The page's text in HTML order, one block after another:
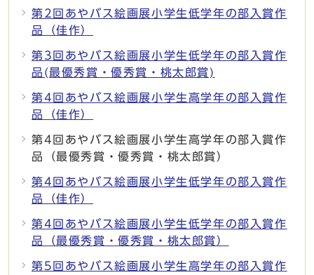
第2回あやバス絵画展小学生低学年の部入賞作
品（佳作）
第3回あやバス絵画展小学生低学年の部入賞作
品(最優秀賞・優秀賞・桃太郎賞)
第4回あやバス絵画展小学生高学年の部入賞作
品（佳作）
第4回あやバス絵画展小学生高学年の部入賞作
品（最優秀賞・優秀賞・桃太郎賞）
第4回あやバス絵画展小学生低学年の部入賞作
品（佳作）
第4回あやバス絵画展小学生低学年の部入賞作
品（最優秀賞・優秀賞・桃太郎賞）
第5回あやバス絵画展小学生高学年の部入賞作